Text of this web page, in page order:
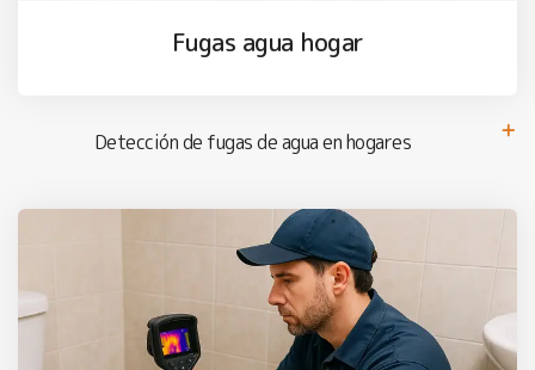
Fugas agua hogar
Detección de fugas de agua en hogares